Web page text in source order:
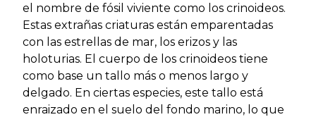
el nombre de fósil viviente como los crinoideos.
Estas extrañas criaturas están emparentadas
con las estrellas de mar, los erizos y las
holoturias. El cuerpo de los crinoideos tiene
como base un tallo más o menos largo y
delgado. En ciertas especies, este tallo está
enraizado en el suelo del fondo marino, lo que